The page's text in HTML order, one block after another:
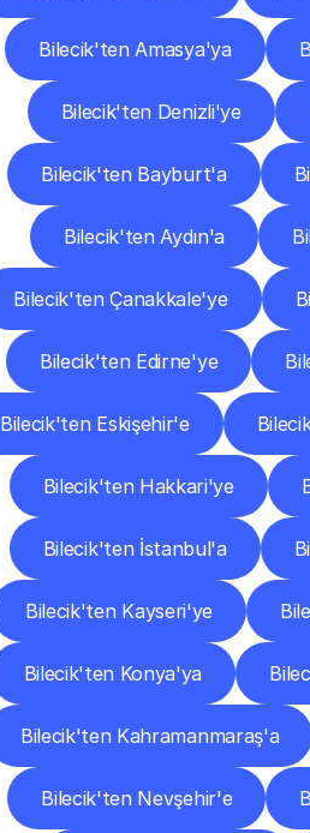
Bilecik'ten Amasya'ya
Bilecik'ten Denizli'ye
Bilecik'ten Bayburt'a
Bilecik'ten Aydın'a
Bilecik'ten Çanakkale'ye
Bilecik'ten Edirne'ye
Bilecik'ten Eskişehir'e
Bilecik'ten Hakkari'ye
Bilecik'ten İstanbul'a
Bilecik'ten Kayseri'ye
Bilecik'ten Konya'ya
Bilecik'ten Kahramanmaraş'a
Bilecik'ten Nevşehir'e